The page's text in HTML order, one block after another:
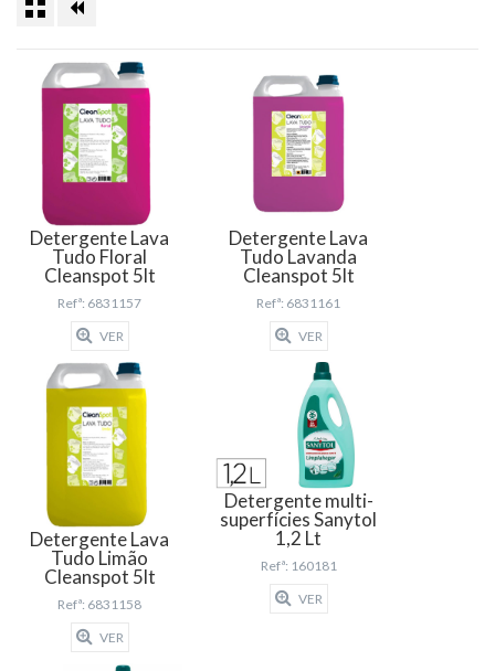
Detergente Lava
Tudo Floral
Cleanspot 5lt
Refª: 6831157
VER
Detergente Lava
Tudo Lavanda
Cleanspot 5lt
Refª: 6831161
VER
Detergente Lava
Tudo Limão
Cleanspot 5lt
Refª: 6831158
VER
Detergente multi-
superfícies Sanytol
1,2 Lt
Refª: 160181
VER